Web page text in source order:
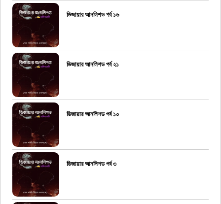
ডিজায়ার আনলিশড পর্ব ১৬
ডিজায়ার আনলিশড পর্ব ২১
ডিজায়ার আনলিশড পর্ব ১০
ডিজায়ার আনলিশড পর্ব ৩